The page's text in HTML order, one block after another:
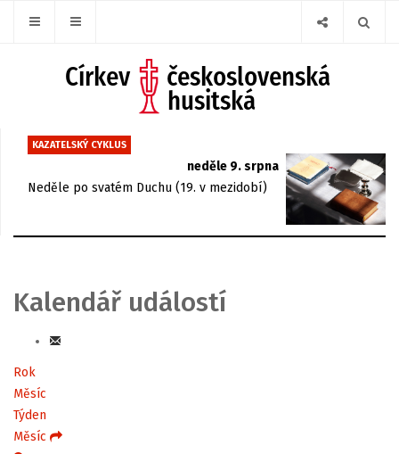
KAZATELSKÝ CYKLUS
neděle 9. srpna
Neděle po svatém Duchu (19. v mezidobí)
Kalendář událostí
Rok
Měsíc
Týden
Měsíc